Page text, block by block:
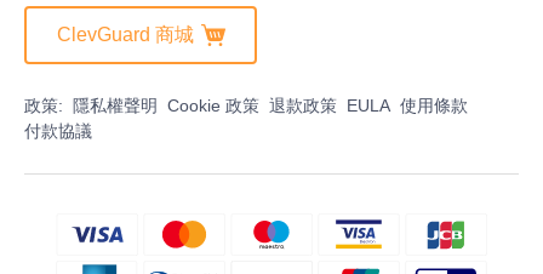
ClevGuard 商城
政策: 隱私權聲明 Cookie 政策 退款政策 EULA 使用條款
付款協議